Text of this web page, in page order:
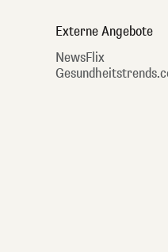
Externe Angebote
NewsFlix